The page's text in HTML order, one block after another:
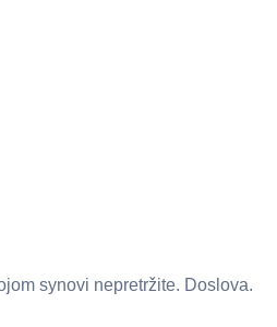
synovi nepretržite. Doslova.